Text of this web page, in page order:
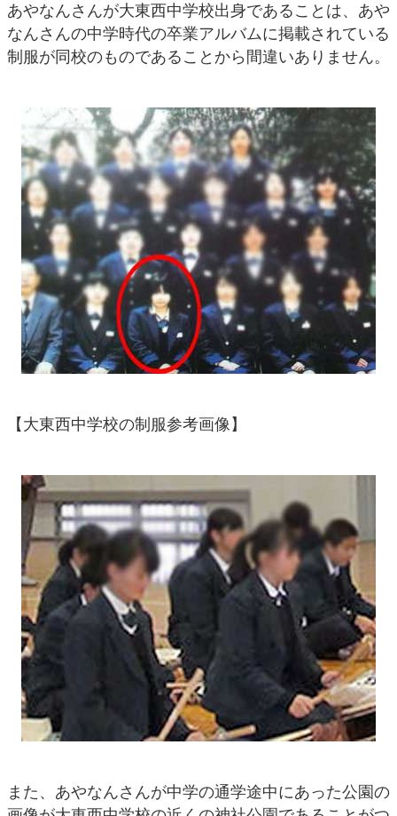
あやなんさんが大東西中学校出身であることは、あや
なんさんの中学時代の卒業アルバムに掲載されている
制服が同校のものであることから間違いありません。
【大東西中学校の制服参考画像】
また、あやなんさんが中学の通学途中にあった公園の